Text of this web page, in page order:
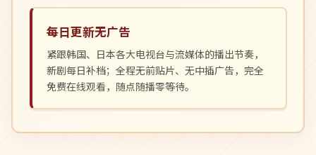
每日更新无广告
紧跟韩国、日本各大电视台与流媒体的播出节奏，
新剧每日补档；全程无前贴片、无中插广告，完全
免费在线观看，随点随播零等待。